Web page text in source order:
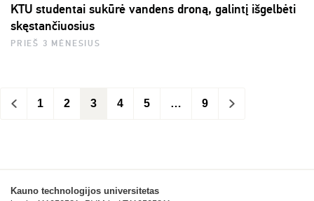
KTU studentai sukūrė vandens droną, galintį išgelbėti
skęstančiuosius
PRIEŠ 3 MĖNESIUS
< 1 2 3 4 5 … 9 >
Kauno technologijos universitetas